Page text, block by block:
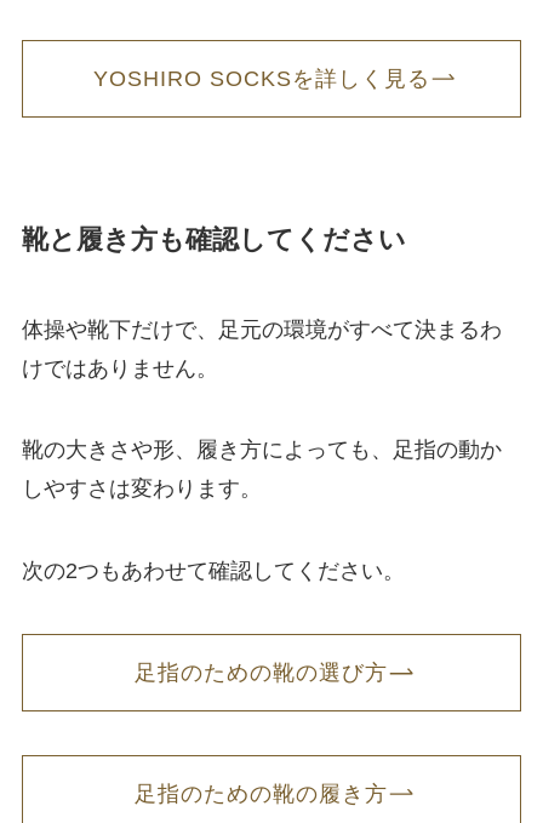
YOSHIRO SOCKSを詳しく見る
靴と履き方も確認してください
体操や靴下だけで、足元の環境がすべて決まるわ
けではありません。
靴の大きさや形、履き方によっても、足指の動か
しやすさは変わります。
次の2つもあわせて確認してください。
足指のための靴の選び方
足指のための靴の履き方